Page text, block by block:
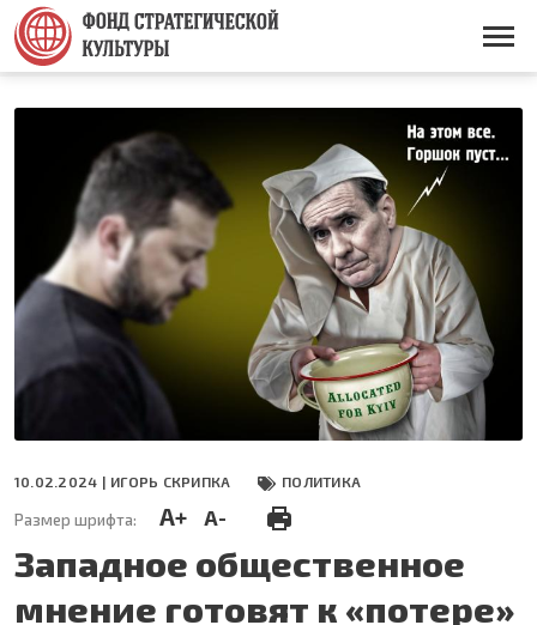
Перейти
основному
содержанию
Основная
10.02.2024 | ИГОРЬ СКРИПКА ПОЛИТИКА
Размер шрифта: A+ A-
Западное общественное
мнение готовят к «потере»